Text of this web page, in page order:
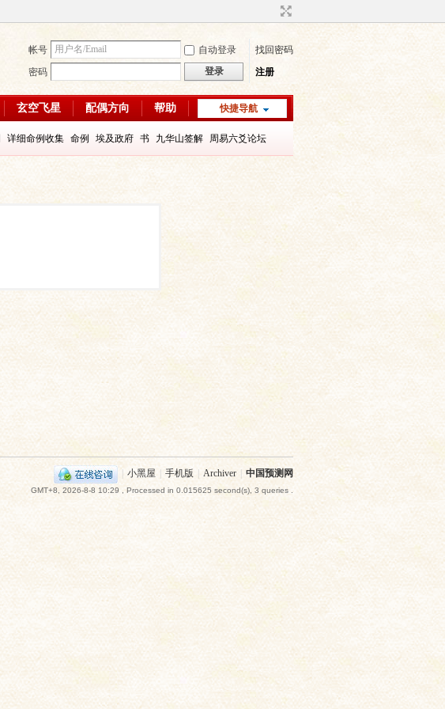
帐号 自动登录
找回密码
密码
登录 注册
快捷导航
玄空飞星 配偶方向 帮助
详细命例收集 命例 埃及政府 书 九华山签解 周易六爻论坛
八字教程 每日一理65
小黑屋 手机版 Archiver 中国预测网
GMT+8, 2026-8-8 10:29 , Processed in 0.015625 second(s), 3 queries .